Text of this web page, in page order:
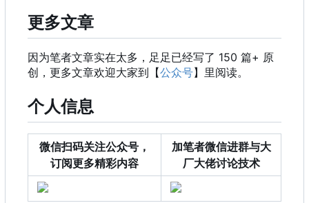
更多文章
因为笔者文章实在太多，足足已经写了 150 篇+ 原
创，更多文章欢迎大家到【公众号】里阅读。
个人信息
微信扫码关注公众号，
订阅更多精彩内容
加笔者微信进群与大
厂大佬讨论技术